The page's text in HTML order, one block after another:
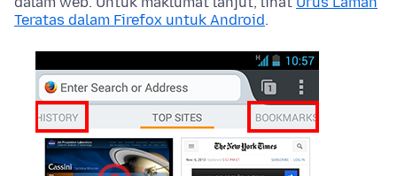
Teratas dalam Firefox untuk Android.